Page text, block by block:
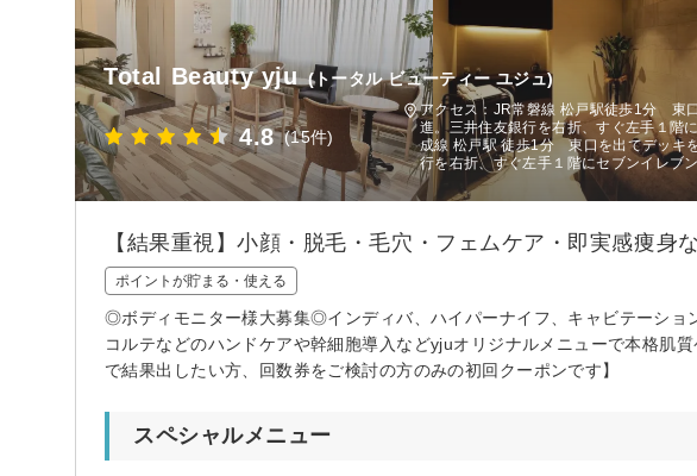
Total Beauty yju (トータル ビューティー ユジュ)
4.8 (15件)
アクセス：JR常磐線 松戸駅徒歩1分 東
進。三井住友銀行を右折、すぐ左手１階
成線 松戸駅 徒歩1分 東口を出てデッキ
行を右折、すぐ左手１階にセブンイレブ
【結果重視】小顔・脱毛・毛穴・フェムケア・即実感痩身
ポイントが貯まる・使える
◎ボディモニター様大募集◎インディバ、ハイパーナイフ、キャビテーシ
コルテなどのハンドケアや幹細胞導入などyjuオリジナルメニューで本格
で結果出したい方、回数券をご検討の方のみの初回クーポンです】
スペシャルメニュー